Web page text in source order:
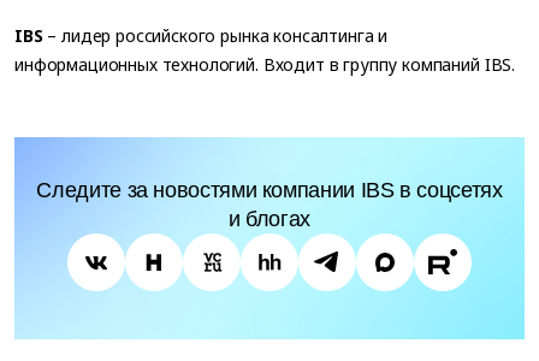
IBS– лидер российского рынка консалтинга и
информационных технологий. Входит в группу компаний IBS.
Следите за новостями компании IBS в соцсетях
и блогах